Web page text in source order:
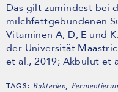
Das gilt zumindest bei
milchfettgebundenen
Vitaminen A, D, E und
der Universität
et al., 2019; Akbulut et
TAGS:Bakterien,